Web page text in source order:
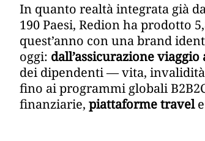
In quanto realtà integrata già
190 Paesi, Redion ha prodotto
quest’anno con una brand
oggi: dall’assicurazione viaggio
dei dipendenti — vita,
fino ai programmi globali
finanziarie, piattaforme travel